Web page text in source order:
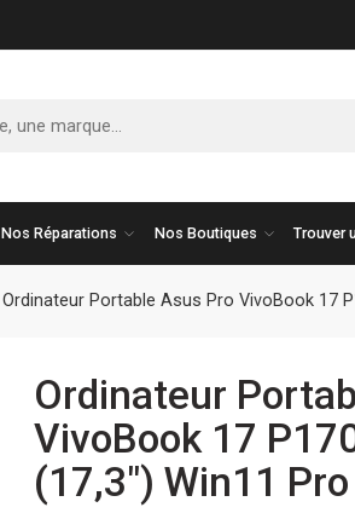
Nos Réparations Nos Boutiques Trouver
Ordinateur Portable Asus Pro VivoBook 17
Ordinateur
VivoBook 17
(17,3″) Win11 Pro